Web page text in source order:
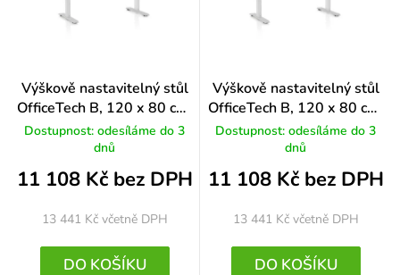
Výškově nastavitelný stůl
OfficeTech B, 120 x 80 cm,
bílá podnož, buk
Dostupnost: odesíláme do 3
dnů
11 108 Kč bez DPH
13 441 Kč včetně DPH
DO KOŠÍKU
Výškově nastavitelný stůl
OfficeTech B, 120 x 80 cm,
bílá podnož, dub
Dostupnost: odesíláme do 3
dnů
11 108 Kč bez DPH
13 441 Kč včetně DPH
DO KOŠÍKU